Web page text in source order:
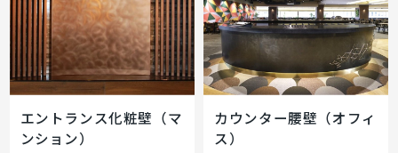
エントランス化粧壁（マ
ンション）
カウンター腰壁（オフィ
ス）